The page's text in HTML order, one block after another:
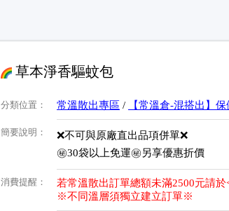
草本淨香驅蚊包
分類位置 ： 常溫散出專區 / 【常溫倉-混搭出】
簡要說明 ：
❌不可與原廠直出品項併單❌
㊙️30袋以上免運㊙️另享優惠折價
消費提醒 ：
若常溫散出訂單總額未滿2500元請
※不同溫層須獨立建立訂單※